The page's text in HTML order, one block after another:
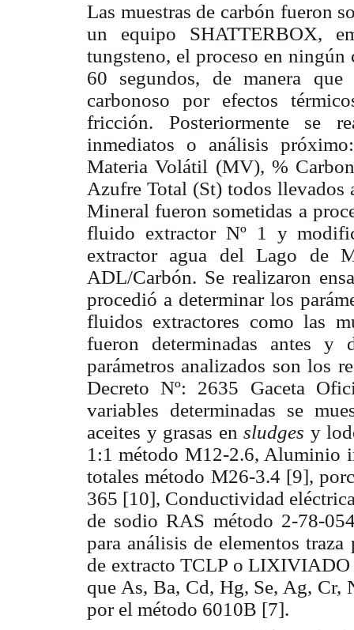
Las muestras de carbón fueron
un equipo SHATTERBOX,
tungsteno, el proceso en
60 segundos, de manera
carbonoso por efectos
fricción. Posteriormente se
inmediatos o análisis
Materia Volátil (MV), %
Azufre Total (St) todos llevados
Mineral fueron sometidas a
fluido extractor Nº 1 y
extractor agua del Lago de
ADL/Carbón. Se realizaron
procedió a determinar los
fluidos extractores como las
fueron determinadas antes
parámetros analizados son los
Decreto Nº: 2635 Gaceta
variables determinadas se
aceites y grasas en sludges y
1:1 método M12-2.6, Aluminio
totales método M26-3.4 [9],
365 [10], Conductividad
de sodio RAS método 2-78-
para análisis de elementos
de extracto TCLP o LIXIVIADO
que As, Ba, Cd, Hg, Se, Ag,
por el método 6010B [7].